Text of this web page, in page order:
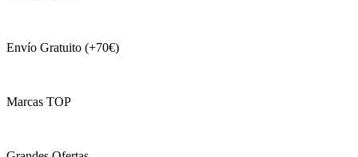
Envío Gratuito (+70€)
Marcas TOP